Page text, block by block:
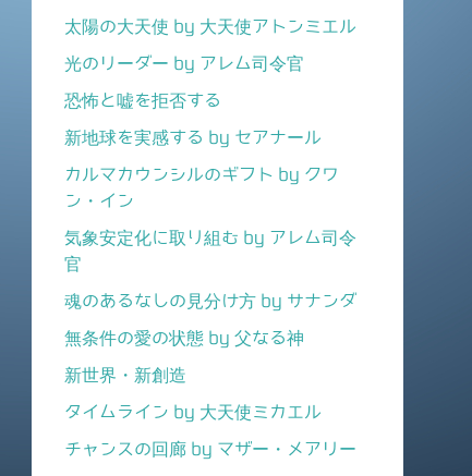
太陽の大天使 by 大天使アトンミエル
光のリーダー by アレム司令官
恐怖と嘘を拒否する
新地球を実感する by セアナール
カルマカウンシルのギフト by クワ
ン・イン
気象安定化に取り組む by アレム司令
官
魂のあるなしの見分け方 by サナンダ
無条件の愛の状態 by 父なる神
新世界・新創造
タイムライン by 大天使ミカエル
チャンスの回廊 by マザー・メアリー